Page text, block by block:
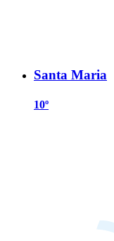
Santa Maria
10º